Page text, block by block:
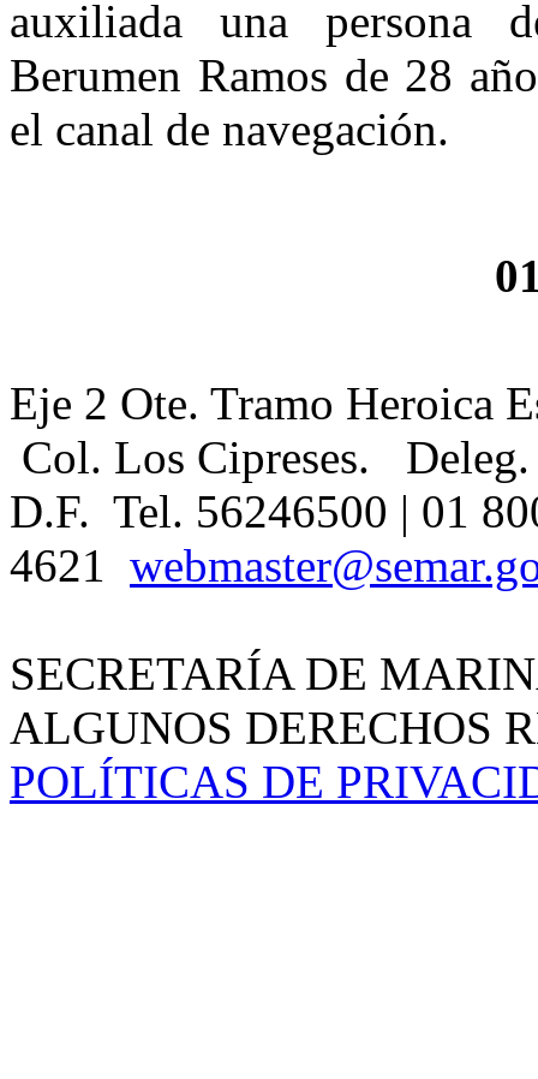
auxiliada una persona
Berumen Ramos de 28
el canal de navegación.
Eje 2 Ote. Tramo Heroica
Col. Los Cipreses.
D.F. Tel. 56246500 | 01
4621
SECRETARÍA DE
ALGUNOS DERECHOS
POLÍTICAS DE